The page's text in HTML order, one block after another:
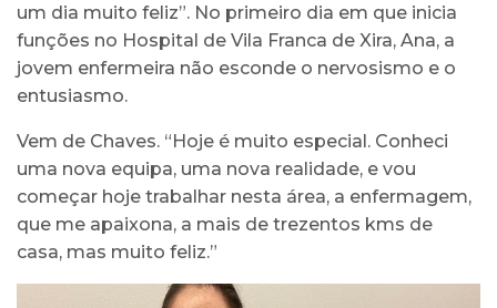
um dia muito feliz”. No primeiro dia em que inicia
funções no Hospital de Vila Franca de Xira, Ana, a
jovem enfermeira não esconde o nervosismo e o
entusiasmo.
Vem de Chaves. “Hoje é muito especial. Conheci
uma nova equipa, uma nova realidade, e vou
começar hoje trabalhar nesta área, a enfermagem,
que me apaixona, a mais de trezentos kms de
casa, mas muito feliz.”